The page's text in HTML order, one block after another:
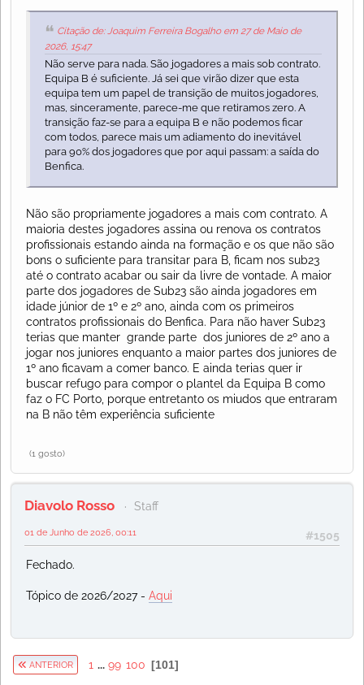
Citação de: Joaquim Ferreira Bogalho em 27 de Maio de
2026, 15:47
Não serve para nada. São jogadores a mais sob contrato.
Equipa B é suficiente. Já sei que virão dizer que esta
equipa tem um papel de transição de muitos jogadores,
mas, sinceramente, parece-me que retiramos zero. A
transição faz-se para a equipa B e não podemos ficar
com todos, parece mais um adiamento do inevitável
para 90% dos jogadores que por aqui passam: a saída do
Benfica.
Não são propriamente jogadores a mais com contrato. A
maioria destes jogadores assina ou renova os contratos
profissionais estando ainda na formação e os que não são
bons o suficiente para transitar para B, ficam nos sub23
até o contrato acabar ou sair da livre de vontade. A maior
parte dos jogadores de Sub23 são ainda jogadores em
idade júnior de 1º e 2º ano, ainda com os primeiros
contratos profissionais do Benfica. Para não haver Sub23
terias que manter grande parte dos juniores de 2º ano a
jogar nos juniores enquanto a maior partes dos juniores de
1º ano ficavam a comer banco. E ainda terias quer ir
buscar refugo para compor o plantel da Equipa B como
faz o FC Porto, porque entretanto os miudos que entraram
na B não têm experiência suficiente
(1 gosto)
Diavolo Rosso Staff
#1505
01 de Junho de 2026, 00:11
Fechado.
Tópico de 2026/2027 - Aqui
ANTERIOR 1 ... 99 100 101